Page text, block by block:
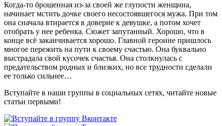
Когда-то брошенная из-за своей же глупости женщина,
начинает мстить дочке своего несостоявшегося мужа. При том
она сначала втирается в доверие к девушке, а потом хочет
отобрать у нее ребенка. Сюжет запутанный. Хорошо, что в
конце всё заканчивается хорошо. Главной героине пришлось
многое пережить на пути к своему счастью. Она буквально
выстрадала свой кусочек счастья. Она столкнулась с
предательством родных и близких, но все трудности сделали
ее только сильнее…
Вступайте в наши группы в социальных сетях, читайте новые
статьи первыми!